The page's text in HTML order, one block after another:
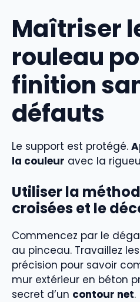
Maîtriser
rouleau
finition
défauts
Le support est protégé.
la couleur avec la
Utiliser la
croisées et le
Commencez par le
au pinceau. Travaillez
précision pour savoir
mur extérieur en béton
secret d’un contour net.